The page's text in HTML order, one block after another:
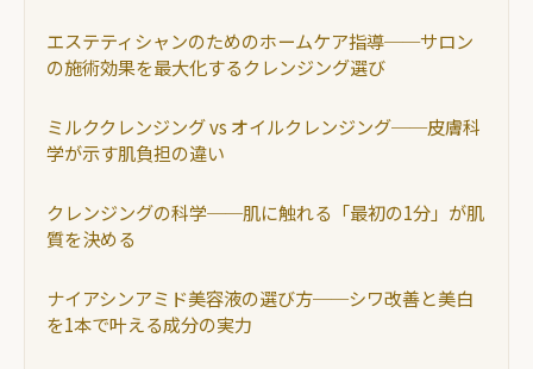
エステティシャンのためのホームケア指導──サロン
の施術効果を最大化するクレンジング選び
ミルククレンジング vs オイルクレンジング──皮膚科
学が示す肌負担の違い
クレンジングの科学──肌に触れる「最初の1分」が肌
質を決める
ナイアシンアミド美容液の選び方──シワ改善と美白
を1本で叶える成分の実力